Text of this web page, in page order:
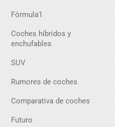
Fórmula1
Coches híbridos y
enchufables
SUV
Rumores de coches
Comparativa de coches
Futuro